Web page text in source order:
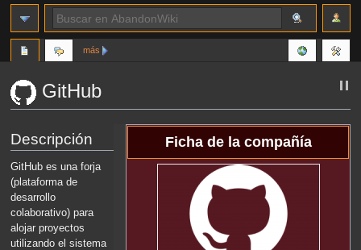
GitHub
a
la
navegación
a
la
búsqueda
Ficha de la compañía
Descripción
GitHub es una forja
(plataforma de
desarrollo
colaborativo) para
alojar proyectos
utilizando el sistema
más